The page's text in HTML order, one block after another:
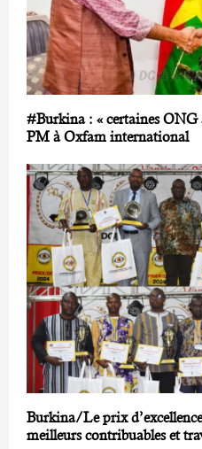
#Burkina : « certaines ONG
PM à Oxfam international
Burkina/Le prix
meilleurs contribuables et